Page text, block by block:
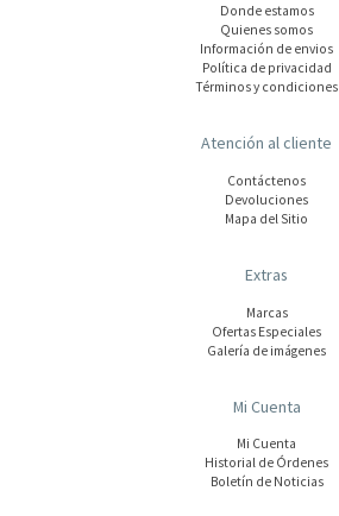
Donde estamos
Quienes somos
Información de envios
Polí­tica de privacidad
Términos y condiciones
Atención al cliente
Contáctenos
Devoluciones
Mapa del Sitio
Extras
Marcas
Ofertas Especiales
Galería de imágenes
Mi Cuenta
Mi Cuenta
Historial de Órdenes
Boletín de Noticias